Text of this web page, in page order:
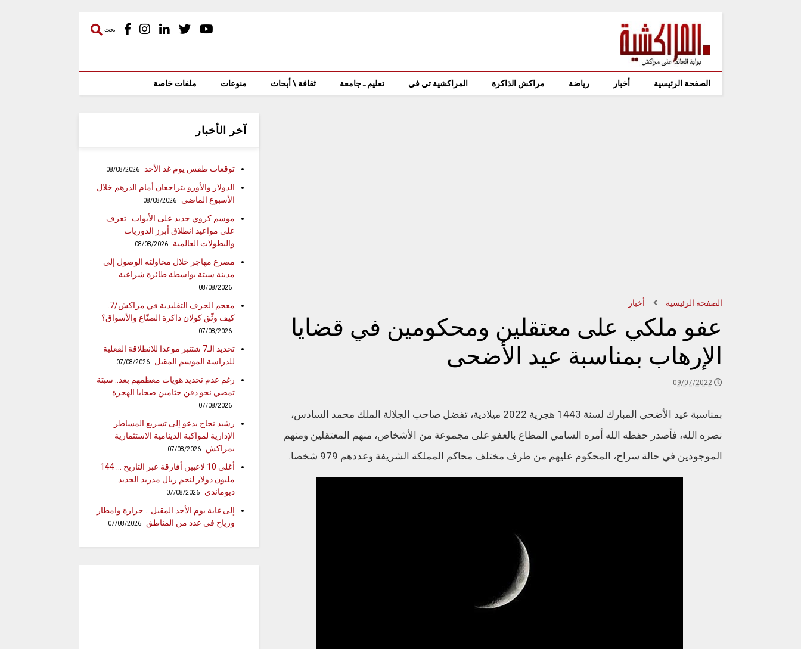
بحث
الصفحة الرئيسية أخبار رياضة مراكش الذاكرة المراكشية تي في تعليم ـ جامعة ثقافة \ أبحاث منوعات ملفات خاصة
الصفحة الرئيسية أخبار
عفو ملكي على معتقلين ومحكومين في قضايا
الإرهاب بمناسبة عيد الأضحى
09/07/2022
بمناسبة عيد الأضحى المبارك لسنة 1443 هجرية 2022 ميلادية، تفضل صاحب الجلالة الملك محمد السادس،
نصره الله، فأصدر حفظه الله أمره السامي المطاع بالعفو على مجموعة من الأشخاص، منهم المعتقلين ومنهم
الموجودين في حالة سراح، المحكوم عليهم من طرف مختلف محاكم المملكة الشريفة وعددهم 979 شخصا.
آخر الأخبار
توقعات طقس يوم غد الأحد 08/08/2026
الدولار والأورو يتراجعان أمام الدرهم خلال
الأسبوع الماضي
08/08/2026
موسم كروي جديد على الأبواب.. تعرف
على مواعيد انطلاق أبرز الدوريات
والبطولات العالمية
08/08/2026
مصرع مهاجر خلال محاولته الوصول إلى
مدينة سبتة بواسطة طائرة شراعية
08/08/2026
معجم الحرف التقليدية في مراكش/7..
كيف وثّق كولان ذاكرة الصنّاع والأسواق؟
07/08/2026
تحديد الـ7 شتنبر موعدا للانطلاقة الفعلية
للدراسة الموسم المقبل
07/08/2026
رغم عدم تحديد هويات معظمهم بعد.. سبتة
تمضي نحو دفن جثامين ضحايا الهجرة
07/08/2026
رشيد نجاح يدعو إلى تسريع المساطر
الإدارية لمواكبة الدينامية الاستثمارية
بمراكش
07/08/2026
أغلى 10 لاعبين أفارقة عبر التاريخ … 144
مليون دولار لنجم ريال مدريد الجديد
ديوماندي
07/08/2026
إلى غاية يوم الأحد المقبل… حرارة وامطار
ورياح في عدد من المناطق
07/08/2026